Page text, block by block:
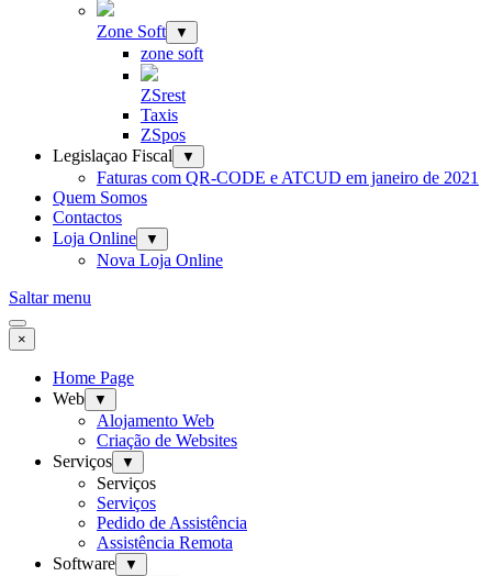
Zone Soft ▼
zone soft
ZSrest
Taxis
ZSpos
Legislaçao Fiscal
▼
Faturas com QR-CODE e ATCUD em janeiro de 2021
Quem Somos
Contactos
Loja Online
▼
Nova Loja Online
Saltar menu
×
Home Page
Web
▼
Alojamento Web
Criação de Websites
Serviços
▼
Serviços
Serviços
Pedido de Assistência
Assistência Remota
Software
▼